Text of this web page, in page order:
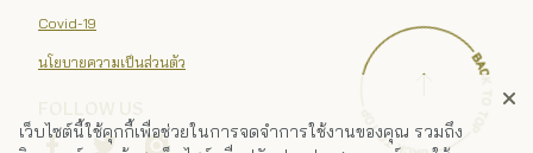
Covid-19
นโยบายความเป็นส่วนตัว
เว็บไซต์นี้ใช้คุกกี้เพื่อช่วยในการจดจำการใช้งานของคุณ รวมถึง